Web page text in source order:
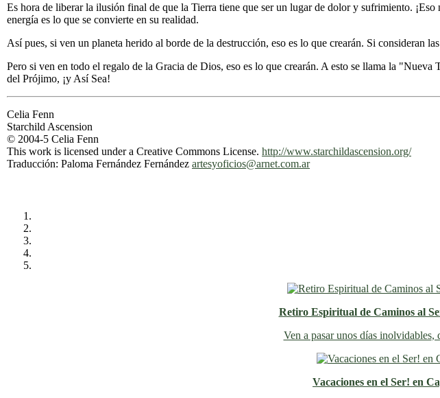
Es hora de liberar la ilusión final de que la Tierra tiene que ser un lugar de dolor y sufrimiento.
energía es lo que se convierte en su realidad.
Así pues, si ven un planeta herido al borde de la destrucción, eso es lo que crearán. Si consideran
Pero si ven en todo el regalo de la Gracia de Dios, eso es lo que crearán. A esto se llama la
del Prójimo, ¡y Así Sea!
Celia Fenn
Starchild Ascension
© 2004-5 Celia Fenn
This work is licensed under a Creative Commons License. http://www.starchildascension.org/
Traducción: Paloma Fernández Fernández artesyoficios@arnet.com.ar
Retiro Espiritual de Caminos al
Ven a pasar unos días inolvidables,
Vacaciones en el Ser! en